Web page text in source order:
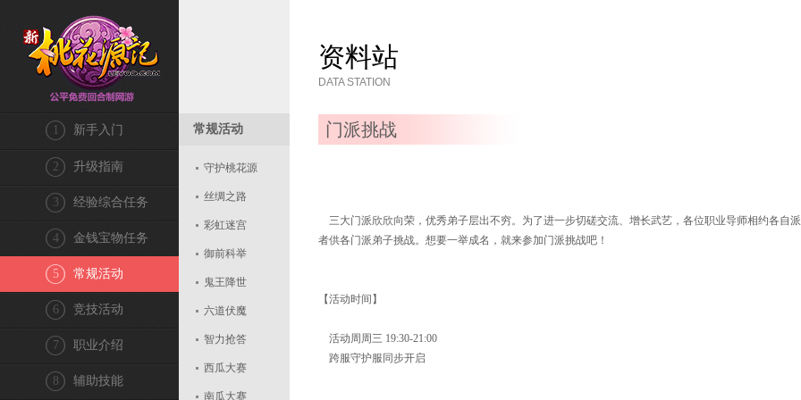
新手入门
1
升级指南
2
经验综合任务
3
金钱宝物任务
4
常规活动
5
竞技活动
6
职业介绍
7
辅助技能
8
常规活动
守护桃花源
丝绸之路
彩虹迷宫
御前科举
鬼王降世
六道伏魔
智力抢答
西瓜大赛
南瓜大赛
资料站
DATA STATION
门派挑战
三大门派欣欣向荣，优秀弟子层出不穷。为了进一步切磋交流、增长武艺，各位职业导师相约各自
者供各门派弟子挑战。想要一举成名，就来参加门派挑战吧！
【活动时间】
活动周周三 19:30-21:00
跨服守护服同步开启